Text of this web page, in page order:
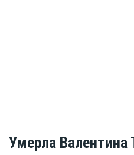
Умерла Валентина